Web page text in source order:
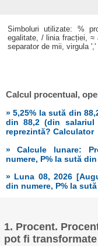
Simboluri utilizate: %
egalitate, / linia fracției, ≈
separator de mii, virgula
Calcul procentual,
» 5,25% la sută din
din 88,2 (din salariul
reprezintă? Calculator
» Calcule lunare:
numere, P% la sută din
» Luna 08, 2026
din numere, P% la
1. Procent.
pot fi